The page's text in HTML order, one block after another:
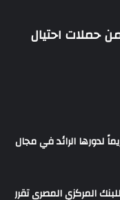
حملات احتيال
لدورها الرائد في مجال
المركزي المصرى تقرر